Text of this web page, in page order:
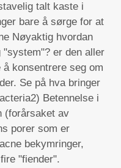
talt kaste i
bare å sørge for at
Nøyaktig hvordan
"system"? er den aller
konsentrere seg om
Se på hva bringer
Betennelse i
(forårsaket av
porer som er
bekymringer,
"fiender".